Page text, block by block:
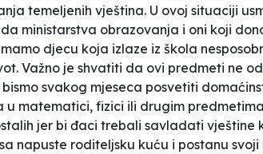
temeljenih vještina. U ovoj situaciji
ministarstva obrazovanja i oni koji
djecu koja izlaze iz škola
Važno je shvatiti da ovi predmeti ne
svakog mjeseca posvetiti
u matematici, fizici ili drugim
jer bi đaci trebali savladati vještine
napuste roditeljsku kuću i postanu svoji